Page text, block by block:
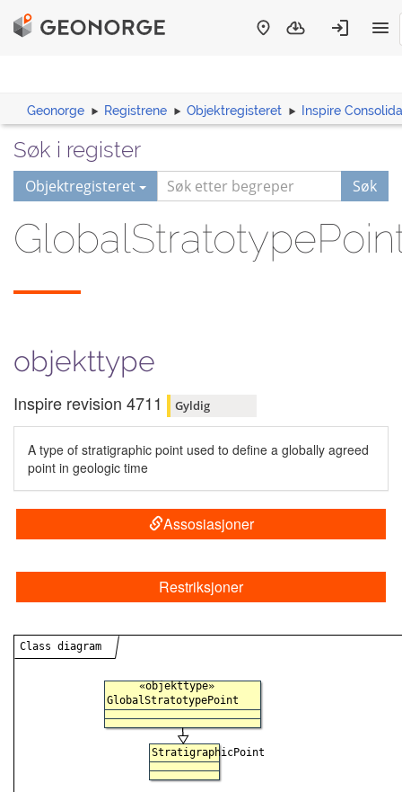
Geonorge Registrene Objektregisteret Inspire
Søk i register
Objektregisteret Søk
objekttype
Inspire revision 4711 Gyldig
A type of stratigraphic point used to define a globally agreed
point in geologic time
Assosiasjoner
Restriksjoner